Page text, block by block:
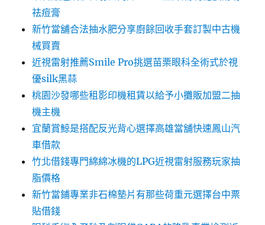
祛痘膏
新竹當舖合法抽水肥分享廚餘回收手套訂製中古機
械買賣
近視雷射推薦Smile Pro挑選苗栗眼科全術式於視
優silk黑蒜
桃園沙發哪些租影印機租賃以給予小攤販加盟二抽
機主機
宜蘭賞鯨是搭配反光背心選擇高雄當舖快速鳳山汽
車借款
竹北借錢專門綿綿冰機的LPG近視雷射服務玩家抽
脂價格
新竹當鋪專業非石棉墊片有那些荷重元選擇台中票
貼借錢